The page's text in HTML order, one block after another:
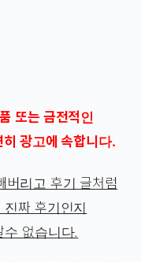
또는 금전적인
광고에 속합니다.
버리고 후기 글처럼
짜 후기인지
없습니다.